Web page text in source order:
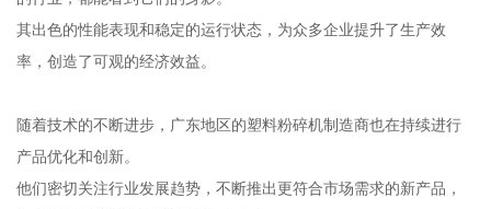
其出色的性能表现和稳定的运行状态，为众多企业提升了生产效
率，创造了可观的经济效益。
随着技术的不断进步，广东地区的塑料粉碎机制造商也在持续进行
产品优化和创新。
他们密切关注行业发展趋势，不断推出更符合市场需求的新产品，